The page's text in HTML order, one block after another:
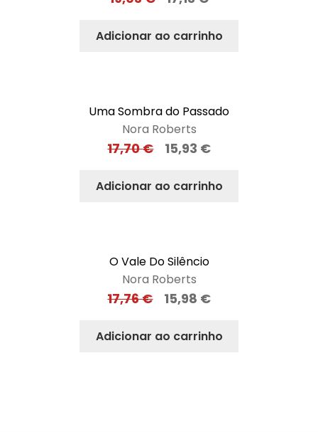
Adicionar ao carrinho
Uma Sombra do Passado
Nora Roberts
17,70€ 15,93 €
Adicionar ao carrinho
O Vale Do Silêncio
Nora Roberts
17,76€ 15,98 €
Adicionar ao carrinho